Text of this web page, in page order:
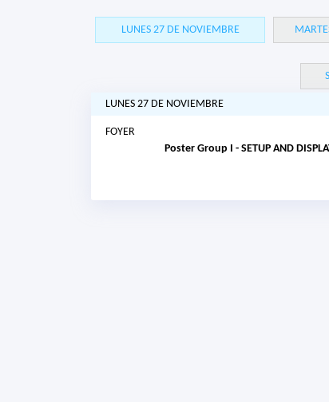
LUNES 27 DE NOVIEMBRE
LUNES 27 DE NOVIEMBRE
FOYER
Poster Group I - SETUP AND